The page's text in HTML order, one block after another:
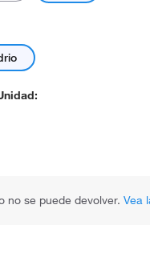
no se puede devolver. Vea